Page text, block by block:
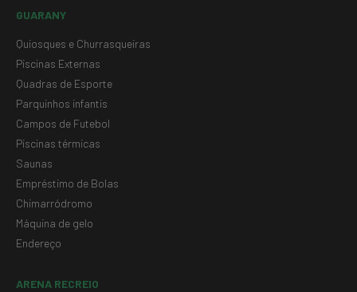
GUARANY
Quiosques e Churrasqueiras
Piscinas Externas
Quadras de Esporte
Parquinhos infantis
Campos de Futebol
Piscinas térmicas
Saunas
Empréstimo de Bolas
Chimarródromo
Máquina de gelo
Endereço
ARENA RECREIO